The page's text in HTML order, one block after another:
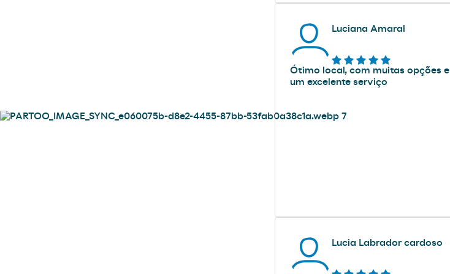
Luciana Amaral
Ótimo local, com muitas opções e
um excelente serviço
Lucia Labrador cardoso